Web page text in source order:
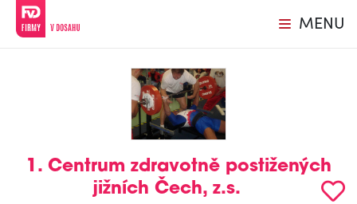
MENU
1. Centrum zdravotně postižených
jižních Čech, z.s.